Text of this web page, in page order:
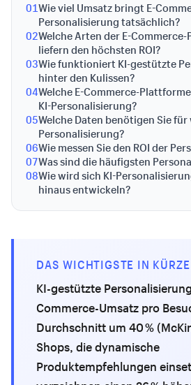
01Wie viel Umsatz bringt E-
Personalisierung tatsächlich?
02Welche Arten der E-
liefern den höchsten ROI?
03Wie funktioniert KI-gestützte
hinter den Kulissen?
04Welche E-Commerce-
KI-Personalisierung?
05Welche Daten benötigen Sie
Personalisierung?
06Wie messen Sie den ROI der
07Was sind die häufigsten
08Wie wird sich KI-
hinaus entwickeln?
DAS WICHTIGSTE IN KÜRZE
KI-gestützte
Commerce-Umsatz pro
Durchschnitt um 40 %
Shops, die dynamische
Produktempfehlungen